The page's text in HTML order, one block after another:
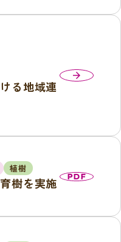
る地域連
arrow_forward
植樹
樹を実施 PDF